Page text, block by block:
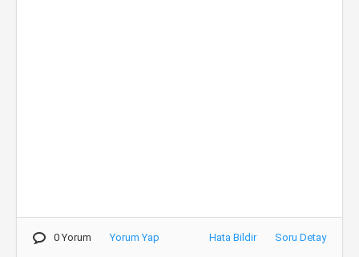
0 Yorum Yorum Yap Hata Bildir Soru Detay